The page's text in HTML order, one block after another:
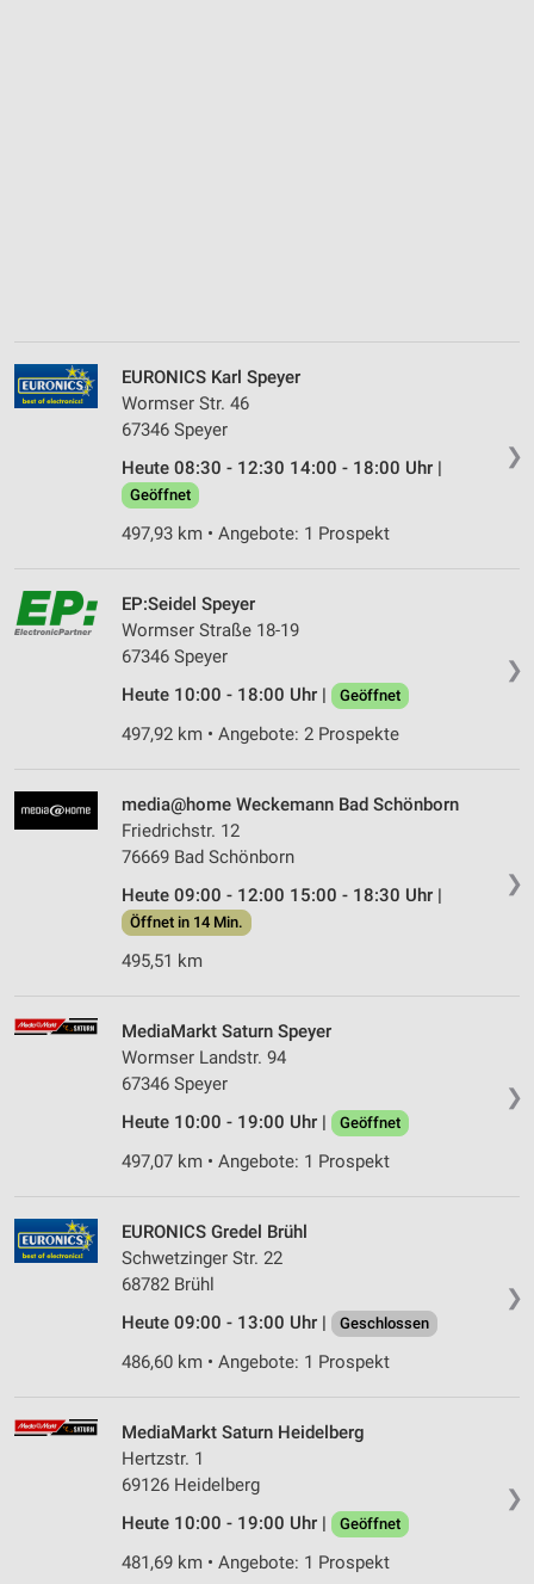
❯
EURONICS Karl Speyer
Wormser Str. 46
67346 Speyer
Heute 08:30 - 12:30 14:00 - 18:00 Uhr |
Geöffnet
497,93 km • Angebote: 1 Prospekt
❯
EP:Seidel Speyer
Wormser Straße 18-19
67346 Speyer
Heute 10:00 - 18:00 Uhr |
Geöffnet
497,92 km • Angebote: 2 Prospekte
❯
media@home Weckemann Bad Schönborn
Friedrichstr. 12
76669 Bad Schönborn
Heute 09:00 - 12:00 15:00 - 18:30 Uhr |
Öffnet in 14 Min.
495,51 km
❯
MediaMarkt Saturn Speyer
Wormser Landstr. 94
67346 Speyer
Heute 10:00 - 19:00 Uhr |
Geöffnet
497,07 km • Angebote: 1 Prospekt
❯
EURONICS Gredel Brühl
Schwetzinger Str. 22
68782 Brühl
Heute 09:00 - 13:00 Uhr |
Geschlossen
486,60 km • Angebote: 1 Prospekt
❯
MediaMarkt Saturn Heidelberg
Hertzstr. 1
69126 Heidelberg
Heute 10:00 - 19:00 Uhr |
Geöffnet
481,69 km • Angebote: 1 Prospekt